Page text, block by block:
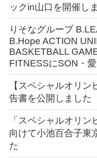
ックin山口を開催し
りそなグループ
B.Hope ACTION
BASKETBALL
FITNESSにSON・愛
【スペシャルオリ
告書を公開しました
「スペシャルオリ
向けて小池百合子東
た